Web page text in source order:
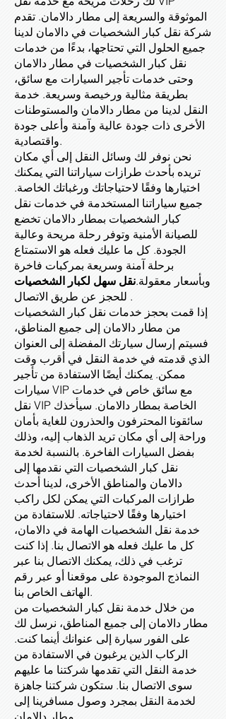
الموثوقة والسريعة إلى مطار دالامان. تقدم
شركة نقل كبار الشخصيات في دالامان لدينا
جميع الحلول التي تحتاجها، بدءًا من خدمات
نقل كبار الشخصيات في مطار دالامان
وحتى خدمات تأجير السيارات مع سائق،
بطريقة مثالية ورخيصة وسريعة. خدمة
النقل لدينا من مطار دالامان والمستوطنات
الأخرى ذات جودة عالية وآمنة وأعلى جودة
واقتصادية.
نحن نوفر لك وسائل النقل إلى أي مكان
تريده بأحدث طرازات سياراتنا التي يمكنك
اختيارها وفقًا لاحتياجاتك ورغباتك الخاصة.
جميع سياراتنا المستخدمة في خدمات نقل
كبار الشخصيات بمطار دالامان تخضع
للصيانة الأمنية وتوفر رحلة مريحة وعالية
الجودة. كل ما عليك فعله هو الاستمتاع
برحلة آمنة وسريعة بمركبات فاخرة
وبأسعار معقولة.نقل سهل لكبار الشخصيات
للحجز عن طريق الاتصال .
إذا قمت بحجز خدمات نقل كبار الشخصيات
من مطار دالامان إلى جميع المناطق،
فسيتم إرسال سيارتك المفضلة إلى العنوان
الذي قدمته في خدمة النقل في أقرب وقت
ممكن. يمكنك أيضًا الاستفادة من تأجير
سيارات VIP مع سائق خاص في خدمات
نقل VIP الخاصة بمطار دالامان. سيأخذك
سائقونا المحترفون والحذرون للغاية بأمان
وراحة إلى أي مكان تريد الذهاب إليه، وذلك
بفضل السيارات الفاخرة. بالنسبة لخدمة
نقل كبار الشخصيات التي نقدمها إلى
دالامان والمناطق الأخرى، لدينا أحدث
طرازات المركبات التي يمكن لكل راكب
اختيارها وفقًا لاحتياجاته. للاستفادة من
خدمة نقل الشخصيات الهامة في دالامان،
كل ما عليك فعله هو الاتصال بنا. إذا كنت
ترغب في ذلك، يمكنك الاتصال بنا عبر
النماذج الموجودة على موقعنا أو عبر رقم
الهاتف الخاص بنا.
من خلال خدمة نقل كبار الشخصيات من
مطار دالامان إلى جميع المناطق، نرسل لك
على الفور سيارة إلى عنوانك أينما كنت.
الركاب الذين يرغبون في الاستفادة من
خدمة النقل التي تقدمها شركتنا ما عليهم
سوى الاتصال بنا. ستكون شركتنا جاهزة
لخدمة النقل بمجرد وصول مسافرينا إلى